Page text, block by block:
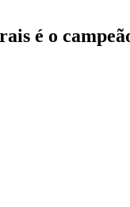
é o